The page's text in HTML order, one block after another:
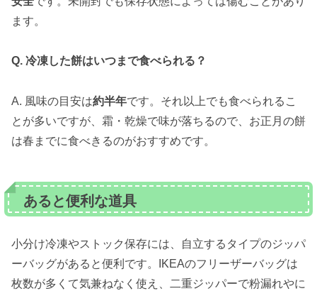
ます。
Q. 冷凍した餅はいつまで食べられる？
A. 風味の目安は約半年です。それ以上でも食べられるこ
とが多いですが、霜・乾燥で味が落ちるので、お正月の餅
は春までに食べきるのがおすすめです。
あると便利な道具
小分け冷凍やストック保存には、自立するタイプのジッパ
ーバッグがあると便利です。IKEAのフリーザーバッグは
枚数が多くて気兼ねなく使え、二重ジッパーで粉漏れやに